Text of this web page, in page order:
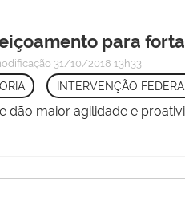
para
31/10/2018 13h33
, INTERVENÇÃO FEDERAL
maior agilidade e